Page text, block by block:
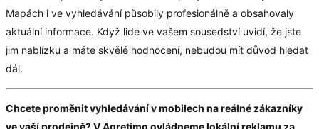
Mapách i ve vyhledávání působily profesionálně a obsahovaly
aktuální informace. Když lidé ve vašem sousedství uvidí, že jste
jim nablízku a máte skvělé hodnocení, nebudou mít důvod hledat
dál.
Chcete proměnit vyhledávání v mobilech na reálné zákazníky